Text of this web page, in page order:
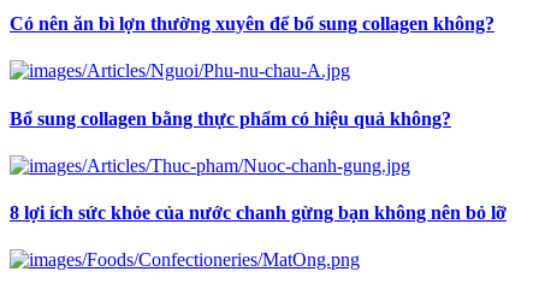
Có nên ăn bì lợn thường xuyên để bổ sung collagen không?
Bổ sung collagen bằng thực phẩm có hiệu quả không?
8 lợi ích sức khỏe của nước chanh gừng bạn không nên bỏ lỡ